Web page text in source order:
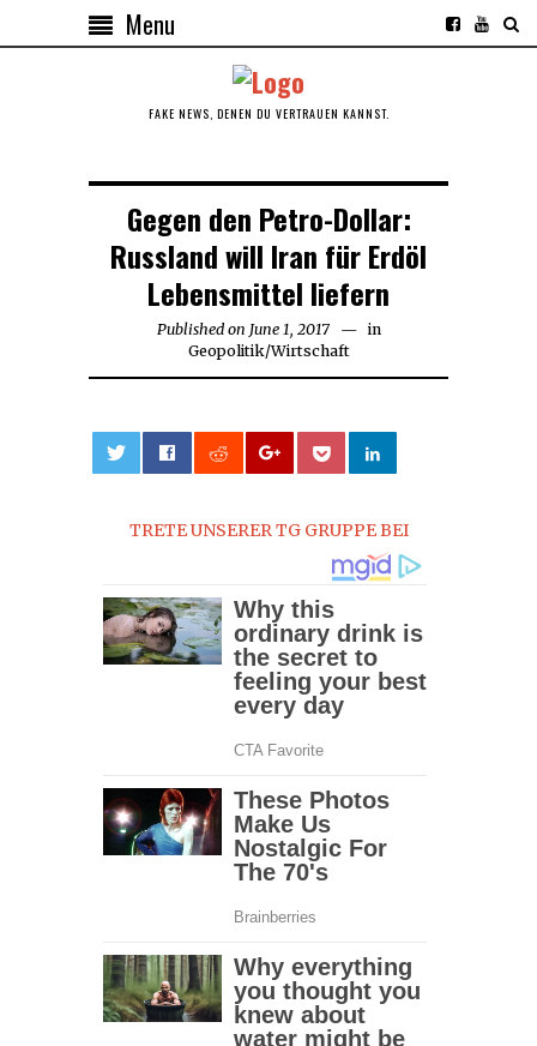
Menu
FAKE NEWS, DENEN DU VERTRAUEN KANNST.
Gegen den Petro-Dollar:
Russland will Iran für Erdöl
Lebensmittel liefern
Published on June 1, 2017June
1,
in
Geopolitik/Wirtschaft
TRETE UNSERER TG GRUPPE BEI